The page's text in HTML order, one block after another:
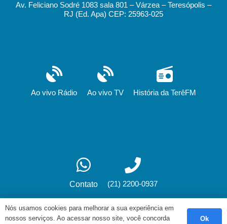
Av. Feliciano Sodré 1083 sala 801 – Várzea – Teresópolis –
RJ (Ed. Apa) CEP: 25963-025
Ao vivo Rádio Ao vivo TV História da TerêFM
Contato (21) 2200-0937
Desenvolvimento: fox.art.br
Nós usamos cookies para melhorar a sua experiência em
nossos serviços. Ao acessar nosso site, você concorda
Ok